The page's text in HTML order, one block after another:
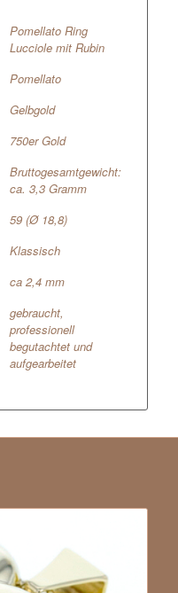
Pomellato Ring
Lucciole mit Rubin
Pomellato
Gelbgold
750er Gold
Bruttogesamtgewicht:
ca. 3,3 Gramm
59 (Ø 18,8)
Klassisch
ca 2,4 mm
gebraucht,
professionell
begutachtet und
aufgearbeitet